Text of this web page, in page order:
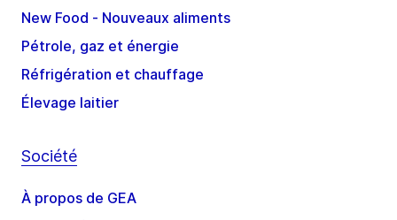
New Food - Nouveaux aliments
Pétrole, gaz et énergie
Réfrigération et chauffage
Élevage laitier
Société
À propos de GEA